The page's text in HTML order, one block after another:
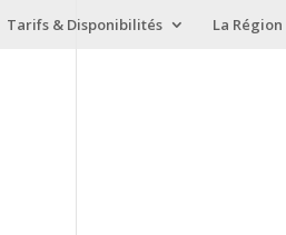
Tarifs & Disponibilités La Région